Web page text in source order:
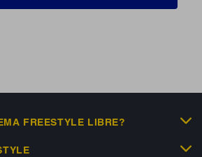
FREESTYLE LIBRE?